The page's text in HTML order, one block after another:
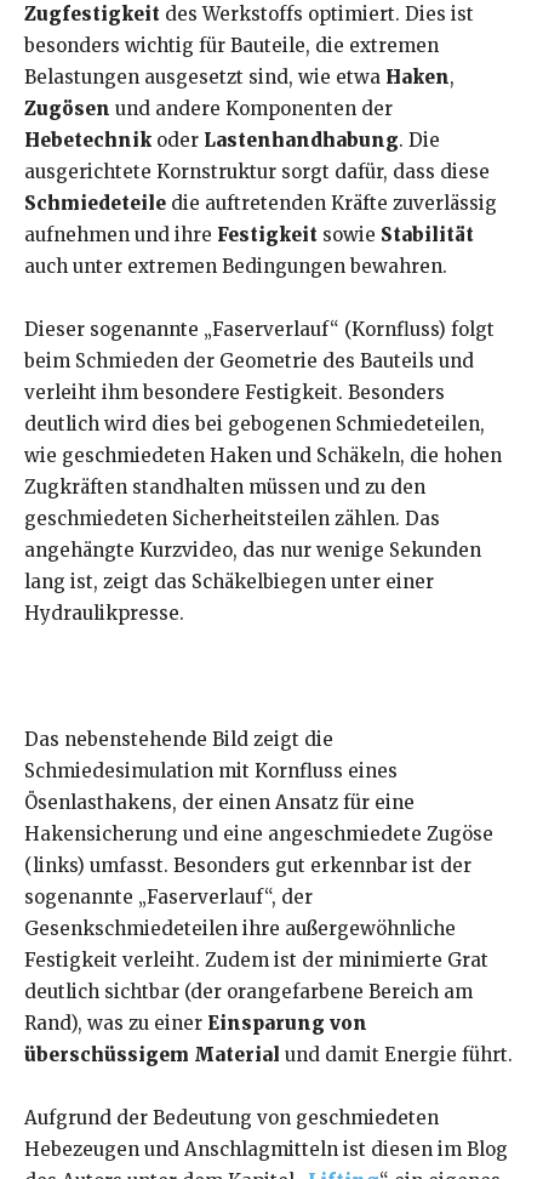
Zugfestigkeit des Werkstoffs optimiert. Dies ist
besonders wichtig für Bauteile, die extremen
Belastungen ausgesetzt sind, wie etwa Haken,
Zugösen und andere Komponenten der
Hebetechnik oder Lastenhandhabung. Die
ausgerichtete Kornstruktur sorgt dafür, dass diese
Schmiedeteile die auftretenden Kräfte zuverlässig
aufnehmen und ihre Festigkeit sowie Stabilität
auch unter extremen Bedingungen bewahren.
Dieser sogenannte „Faserverlauf“ (Kornfluss) folgt
beim Schmieden der Geometrie des Bauteils und
verleiht ihm besondere Festigkeit. Besonders
deutlich wird dies bei gebogenen Schmiedeteilen,
wie geschmiedeten Haken und Schäkeln, die hohen
Zugkräften standhalten müssen und zu den
geschmiedeten Sicherheitsteilen zählen. Das
angehängte Kurzvideo, das nur wenige Sekunden
lang ist, zeigt das Schäkelbiegen unter einer
Hydraulikpresse.
Das nebenstehende Bild zeigt die
Schmiedesimulation mit Kornfluss eines
Ösenlasthakens, der einen Ansatz für eine
Hakensicherung und eine angeschmiedete Zugöse
(links) umfasst. Besonders gut erkennbar ist der
sogenannte „Faserverlauf“, der
Gesenkschmiedeteilen ihre außergewöhnliche
Festigkeit verleiht. Zudem ist der minimierte Grat
deutlich sichtbar (der orangefarbene Bereich am
Rand), was zu einer Einsparung von
überschüssigem Material und damit Energie führt.
Aufgrund der Bedeutung von geschmiedeten
Hebezeugen und Anschlagmitteln ist diesen im Blog